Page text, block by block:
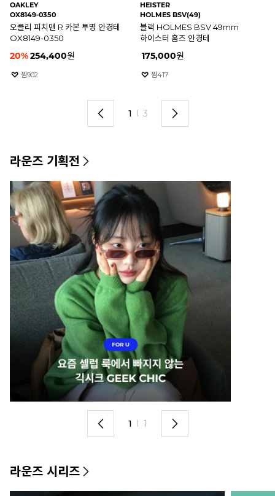
BJ CLASSIC
P703 C1
BJ클래식 X 스텔라75 콜라보
안경테 P703 C1
436,000원
찜2050
STYLE:WORK
IVY LEAGUE C3(49)
투명 IVY LEAGUE C3 49mm
스타일워크 아이비리그 안경테
블루라이트 차단
20%69,000
찜175
2 I 3
라운즈 기획전
1 I 1
라운즈 시리즈